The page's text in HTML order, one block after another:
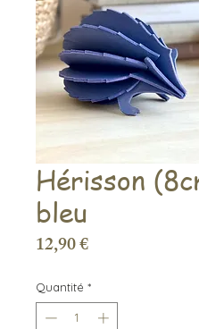
Hérisson
bleu
12,90 €Prix
Quantité *